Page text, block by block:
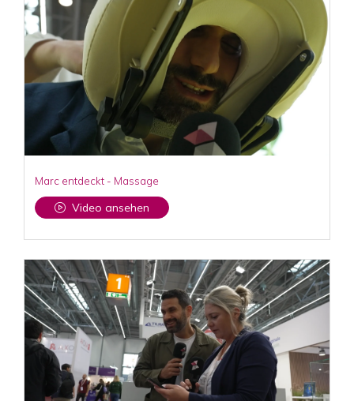
Marc entdeckt - Massage
Video ansehen